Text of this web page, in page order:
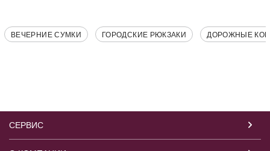
ВЕЧЕРНИЕ СУМКИ ГОРОДСКИЕ РЮКЗАКИ ДОРОЖНЫЕ
СЕРВИС